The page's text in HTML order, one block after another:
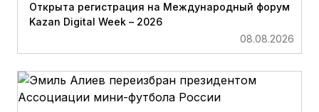
Открыта регистрация на Международный форум
Kazan Digital Week – 2026
08.08.2026